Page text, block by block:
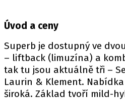
PIT LANE
ČEŠI V
FIA CEZ &
MEZINÁRODNÍ
Úvod a ceny
Superb je dostupný ve
– liftback (limuzína) a
tak tu jsou aktuálně tři –
Laurin & Klement.
široká. Základ tvoří mild-